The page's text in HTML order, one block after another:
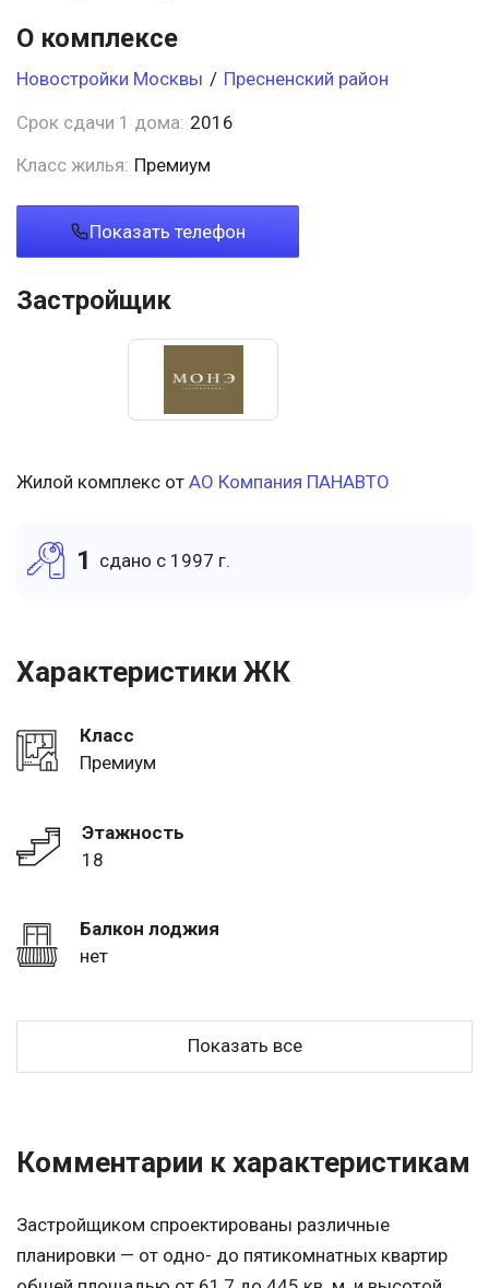
О комплексе
Новостройки Москвы / Пресненский район
Срок сдачи 1 дома: 2016
Класс жилья: Премиум
Показать телефон
Застройщик
Жилой комплекс от АО Компания ПАНАВТО
1 cдано c 1997 г.
Характеристики ЖК
Класс
Премиум
Этажность
18
Балкон лоджия
нет
Показать все
Комментарии к характеристикам
Застройщиком спроектированы различные
планировки — от одно- до пятикомнатных квартир